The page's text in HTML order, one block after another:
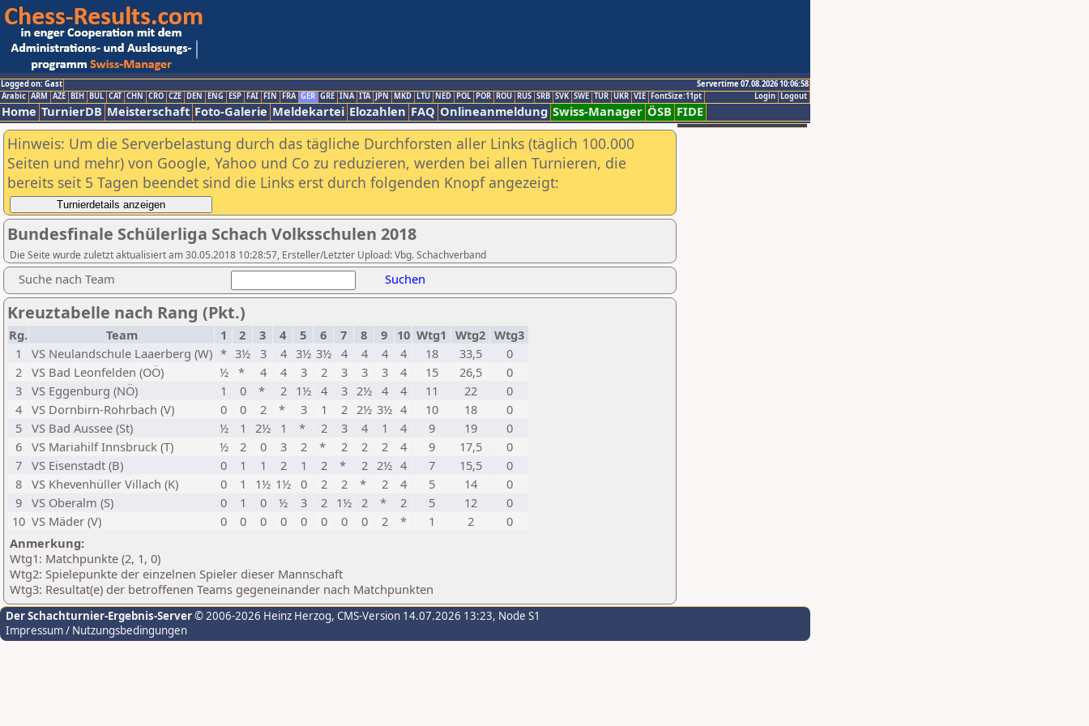
Logged on: Gast
Servertime 07.08.2026 10:06:58
Logout
Login
Arabic ARM AZE BIH BUL CAT CHN CRO CZE DEN ENG ESP FAI FIN FRA GER GRE INA ITA JPN MKD LTU NED POL POR ROU RUS SRB SVK SWE TUR UKR VIE FontSize:11pt
Home TurnierDB Meisterschaft Foto-Galerie Meldekartei Elozahlen FAQ Onlineanmeldung Swiss-Manager ÖSB FIDE
Hinweis: Um die Serverbelastung durch das tägliche Durchforsten aller Links (täglich 100.000
Seiten und mehr) von Google, Yahoo und Co zu reduzieren, werden bei allen Turnieren, die
bereits seit 5 Tagen beendet sind die Links erst durch folgenden Knopf angezeigt:
Bundesfinale Schülerliga Schach Volksschulen 2018
Die Seite wurde zuletzt aktualisiert am 30.05.2018 10:28:57, Ersteller/Letzter Upload: Vbg. Schachverband
Suche nach Team Suchen
Kreuztabelle nach Rang (Pkt.)
Rg. Team 1 2 3 4 5 6 7 8 9 10 Wtg1 Wtg2 Wtg3
1
VS Neulandschule Laaerberg (W) * 3½ 3 4 3½ 3½ 4 4 4 4 18 33,5
0
2 VS Bad Leonfelden (OÖ) ½ * 4 4 3 2 3 3 3 4 15 26,5
0
3 VS Eggenburg (NÖ) 1 0 * 2 1½ 4 3 2½ 4 4 11 22
0
4 VS Dornbirn-Rohrbach (V) 0 0 2 * 3 1 2 2½ 3½ 4 10 18
0
5 VS Bad Aussee (St) ½ 1 2½ 1 * 2 3 4 1 4 9 19
0
6 VS Mariahilf Innsbruck (T) ½ 2 0 3 2 * 2 2 2 4 9 17,5
0
7 VS Eisenstadt (B) 0 1 1 2 1 2 * 2 2½ 4 7 15,5
0
8 VS Khevenhüller Villach (K) 0 1 1½ 1½ 0 2 2 * 2 4 5 14
0
9 VS Oberalm (S) 0 1 0 ½ 3 2 1½ 2 * 2 5 12
0
10 VS Mäder (V) 0 0 0 0 0 0 0 0 2 * 1 2
0
Anmerkung:
Wtg1: Matchpunkte (2, 1, 0)
Wtg2: Spielepunkte der einzelnen Spieler dieser Mannschaft
Wtg3: Resultat(e) der betroffenen Teams gegeneinander nach Matchpunkten
Der Schachturnier-Ergebnis-Server© 2006-2026 Heinz Herzog, CMS-Version 14.07.2026 13:23, Node S1
Impressum / Nutzungsbedingungen